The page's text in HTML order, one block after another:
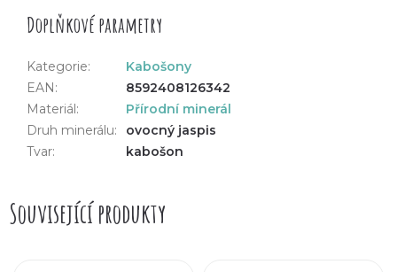
Doplňkové parametry
Kategorie:
Kabošony
EAN:
8592408126342
Materiál:
Přírodní minerál
Druh minerálu:
ovocný jaspis
Tvar: kabošon
Související produkty